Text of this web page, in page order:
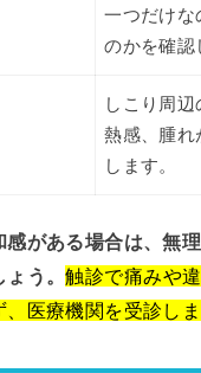
一つだけな
のかを確認
しこり周辺
熱感、腫れ
します。
感がある場合は、無
ょう。触診で痛みや
医療機関を受診しま